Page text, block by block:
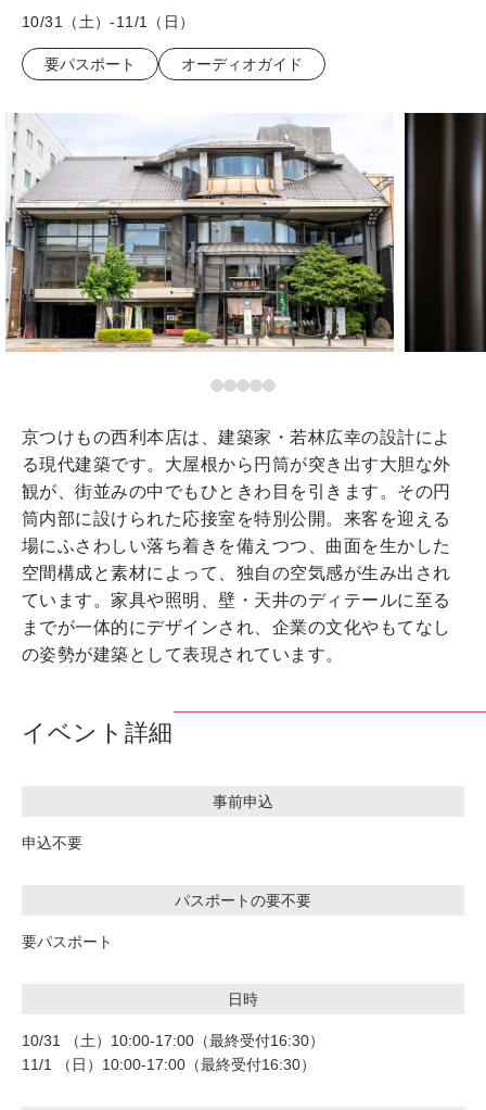
10/31（土）-11/1（日）
要パスポート オーディオガイド
京つけもの西利本店は、建築家・若林広幸の設計によ
る現代建築です。大屋根から円筒が突き出す大胆な外
観が、街並みの中でもひときわ目を引きます。その円
筒内部に設けられた応接室を特別公開。来客を迎える
場にふさわしい落ち着きを備えつつ、曲面を生かした
空間構成と素材によって、独自の空気感が生み出され
ています。家具や照明、壁・天井のディテールに至る
までが一体的にデザインされ、企業の文化やもてなし
の姿勢が建築として表現されています。
イベント詳細
事前申込
申込不要
パスポートの要不要
要パスポート
日時
10/31 （土）10:00-17:00（最終受付16:30）
11/1 （日）10:00-17:00（最終受付16:30）